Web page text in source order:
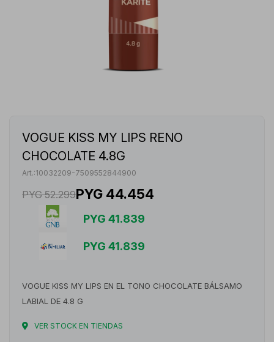
VOGUE KISS MY LIPS RENO
CHOCOLATE 4.8G
10032209-7509552844900
PYG 52.299PYG 44.454
PYG 41.839
PYG 41.839
VOGUE KISS MY LIPS EN EL TONO CHOCOLATE BÁLSAMO
LABIAL DE 4.8 G
VER STOCK EN TIENDAS